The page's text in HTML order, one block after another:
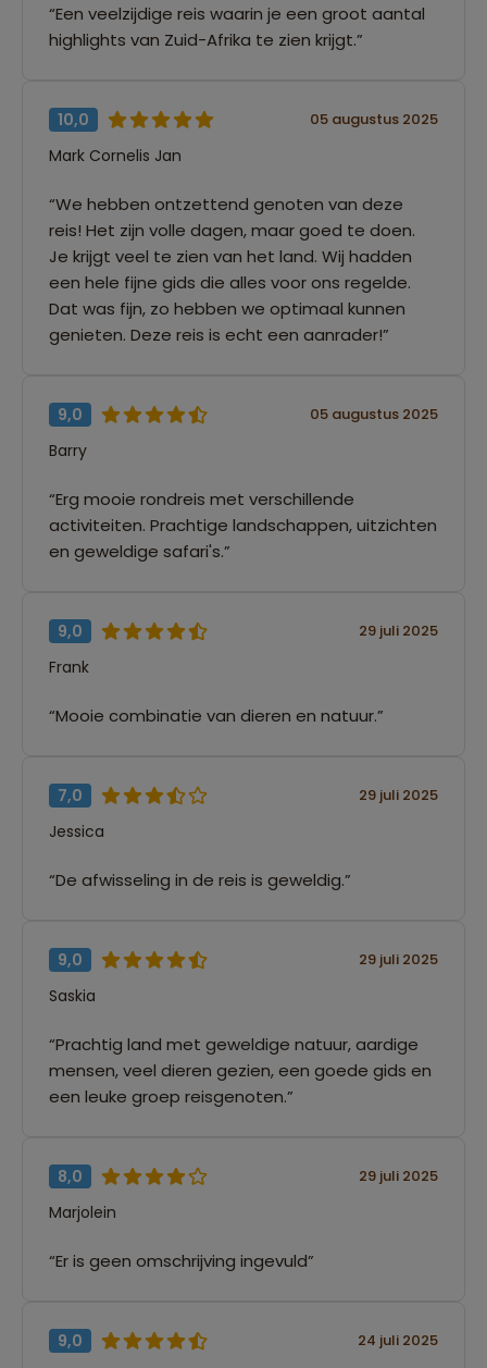
“Een veelzijdige reis waarin je een groot aantal
highlights van Zuid-Afrika te zien krijgt.”
10,0 05 augustus 2025
Mark Cornelis Jan
“We hebben ontzettend genoten van deze
reis! Het zijn volle dagen, maar goed te doen.
Je krijgt veel te zien van het land. Wij hadden
een hele fijne gids die alles voor ons regelde.
Dat was fijn, zo hebben we optimaal kunnen
genieten. Deze reis is echt een aanrader!”
9,0 05 augustus 2025
Barry
“Erg mooie rondreis met verschillende
activiteiten. Prachtige landschappen, uitzichten
en geweldige safari's.”
9,0 29 juli 2025
Frank
“Mooie combinatie van dieren en natuur.”
7,0 29 juli 2025
Jessica
“De afwisseling in de reis is geweldig.”
9,0 29 juli 2025
Saskia
“Prachtig land met geweldige natuur, aardige
mensen, veel dieren gezien, een goede gids en
een leuke groep reisgenoten.”
8,0 29 juli 2025
Marjolein
“Er is geen omschrijving ingevuld”
9,0 24 juli 2025